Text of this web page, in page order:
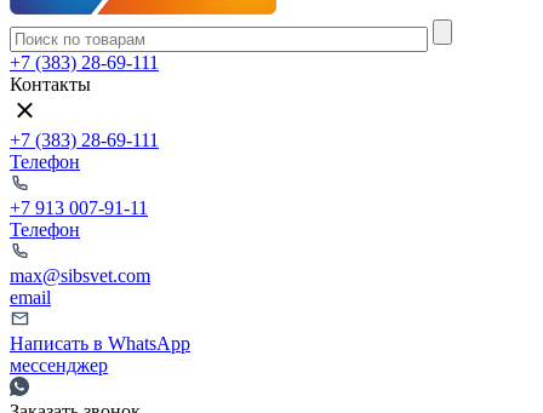
+7 (383) 28-69-111
Контакты
+7 (383) 28-69-111
Телефон
+7 913 007-91-11
Телефон
max@sibsvet.com
email
Написать в WhatsApp
мессенджер